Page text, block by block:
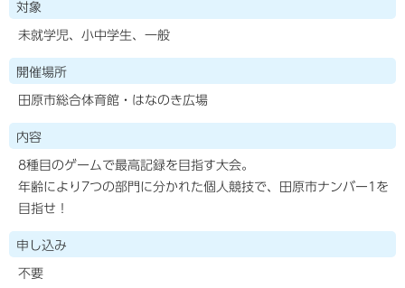
対象
未就学児、小中学生、一般
開催場所
田原市総合体育館・はなのき広場
内容
8種目のゲームで最高記録を目指す大会。
年齢により7つの部門に分かれた個人競技で、田原市ナンバー1を
目指せ！
申し込み
不要